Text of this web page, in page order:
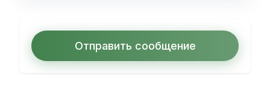
Отправить сообщение